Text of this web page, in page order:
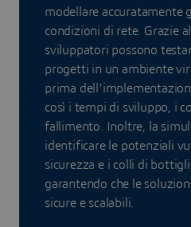
modellare accuratamente
condizioni di rete. Grazie
sviluppatori possono
progetti in un ambiente
prima
così i tempi di sviluppo, i
fallimento. Inoltre, la
identificare le potenziali
sicurezza e i colli di
garantendo che le
sicure e scalabili.